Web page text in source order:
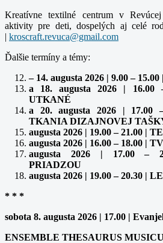
Kreatívne textilné centrum v Revúcej
aktivity pre deti, dospelých aj celé
|
Ďalšie termíny a témy:
– 14. augusta 2026 | 9.00 –
a 18. augusta 2026 |
UTKANÉ
a 20. augusta 2026 | 17.00
TKANIA DIZAJNOVEJ
augusta 2026 | 19.00 – 21.00 |
augusta 2026 | 16.00 – 18.00 |
augusta 2026 | 17.00 –
PRIADZOU
augusta 2026 | 19.00 – 20.30 |
* * *
sobota 8. augusta 2026 | 17.00 |
ENSEMBLE THESAURUS